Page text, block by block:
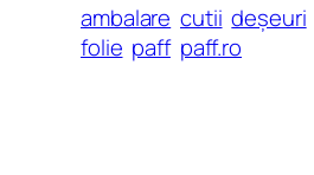
ambalare cutii deșeuri
folie paff paff.ro